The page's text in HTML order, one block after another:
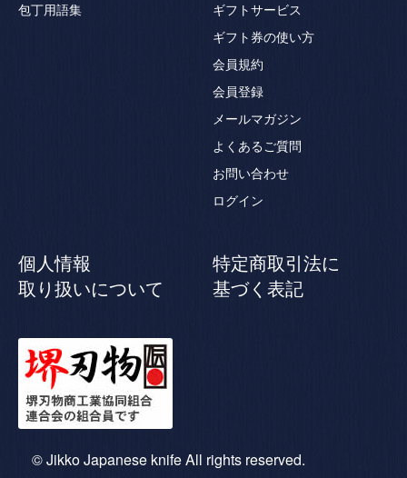
包丁用語集
ギフトサービス
ギフト券の使い方
会員規約
会員登録
メールマガジン
よくあるご質問
お問い合わせ
ログイン
個人情報
取り扱いについて
特定商取引法に
基づく表記
© Jikko Japanese knife All rights reserved.